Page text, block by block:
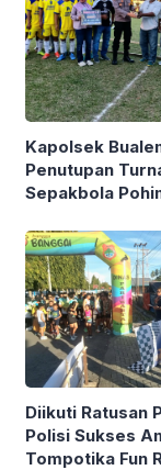
Kapolsek
Penutupan
Sepakbola
Diikuti Ratusan
Polisi Sukses
Tompotika Fun